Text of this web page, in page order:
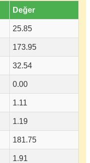
Değer
25.85
173.95
32.54
0.00
1.11
1.19
181.75
1.91